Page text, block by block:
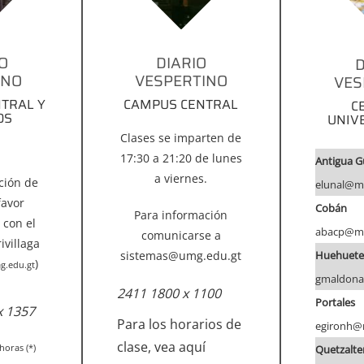
Y
de
el
)
1357
(*)
DIARIO
VESPERTINO
CAMPUS CENTRAL
Clases se imparten de
17:30 a 21:20 de lunes
a viernes.
Para información
comunicarse a
sistemas@umg.edu.gt
2411 1800 x 1100
Para los horarios de
clase, vea aquí
Antigua
Cobán
Portales